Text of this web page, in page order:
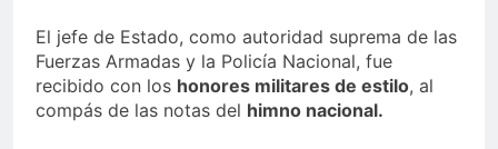
El jefe de Estado, como autoridad suprema de las
Fuerzas Armadas y la Policía Nacional, fue
recibido con los honores militares de estilo, al
compás de las notas del himno nacional.